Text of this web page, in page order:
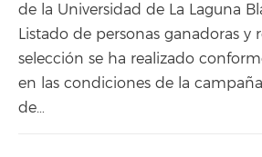
de la Universidad de La Laguna
Listado de personas ganadoras y
selección se ha realizado
en las condiciones de la
de…